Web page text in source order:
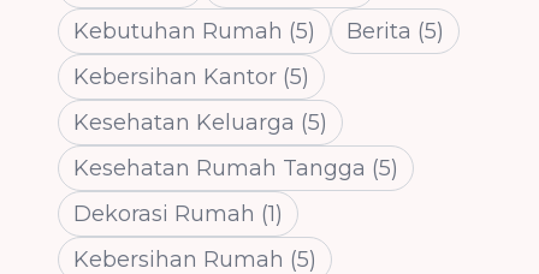
Kebutuhan Rumah (5) Berita (5)
Kebersihan Kantor (5)
Kesehatan Keluarga (5)
Kesehatan Rumah Tangga (5)
Dekorasi Rumah (1)
Kebersihan Rumah (5)